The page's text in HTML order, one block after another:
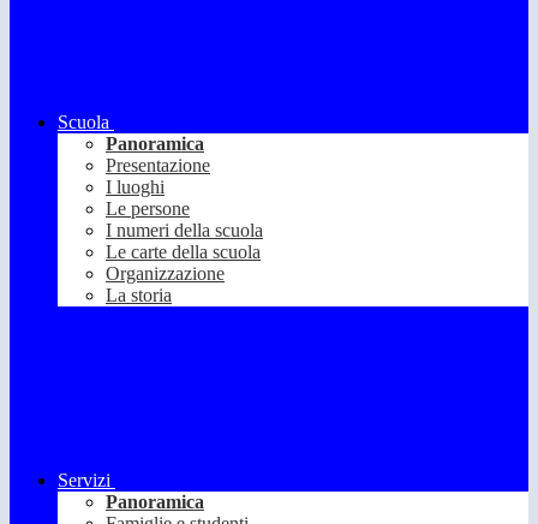
Scuola
Panoramica
Presentazione
I luoghi
Le persone
I numeri della scuola
Le carte della scuola
Organizzazione
La storia
Servizi
Panoramica